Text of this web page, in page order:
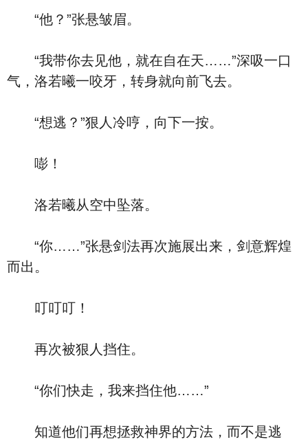
“他？”张悬皱眉。
“我带你去见他，就在自在天……”深吸一口
气，洛若曦一咬牙，转身就向前飞去。
“想逃？”狠人冷哼，向下一按。
嘭！
洛若曦从空中坠落。
“你……”张悬剑法再次施展出来，剑意辉煌
而出。
叮叮叮！
再次被狠人挡住。
“你们快走，我来挡住他……”
知道他们再想拯救神界的方法，而不是逃